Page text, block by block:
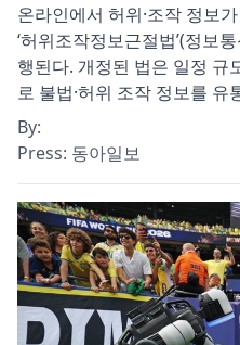
온라인에서 허위·조작 정보
‘허위조작정보근절법’(정보
행된다. 개정된 법은 일정 규
로 불법·허위 조작 정보를 유
By:
Press: 동아일보